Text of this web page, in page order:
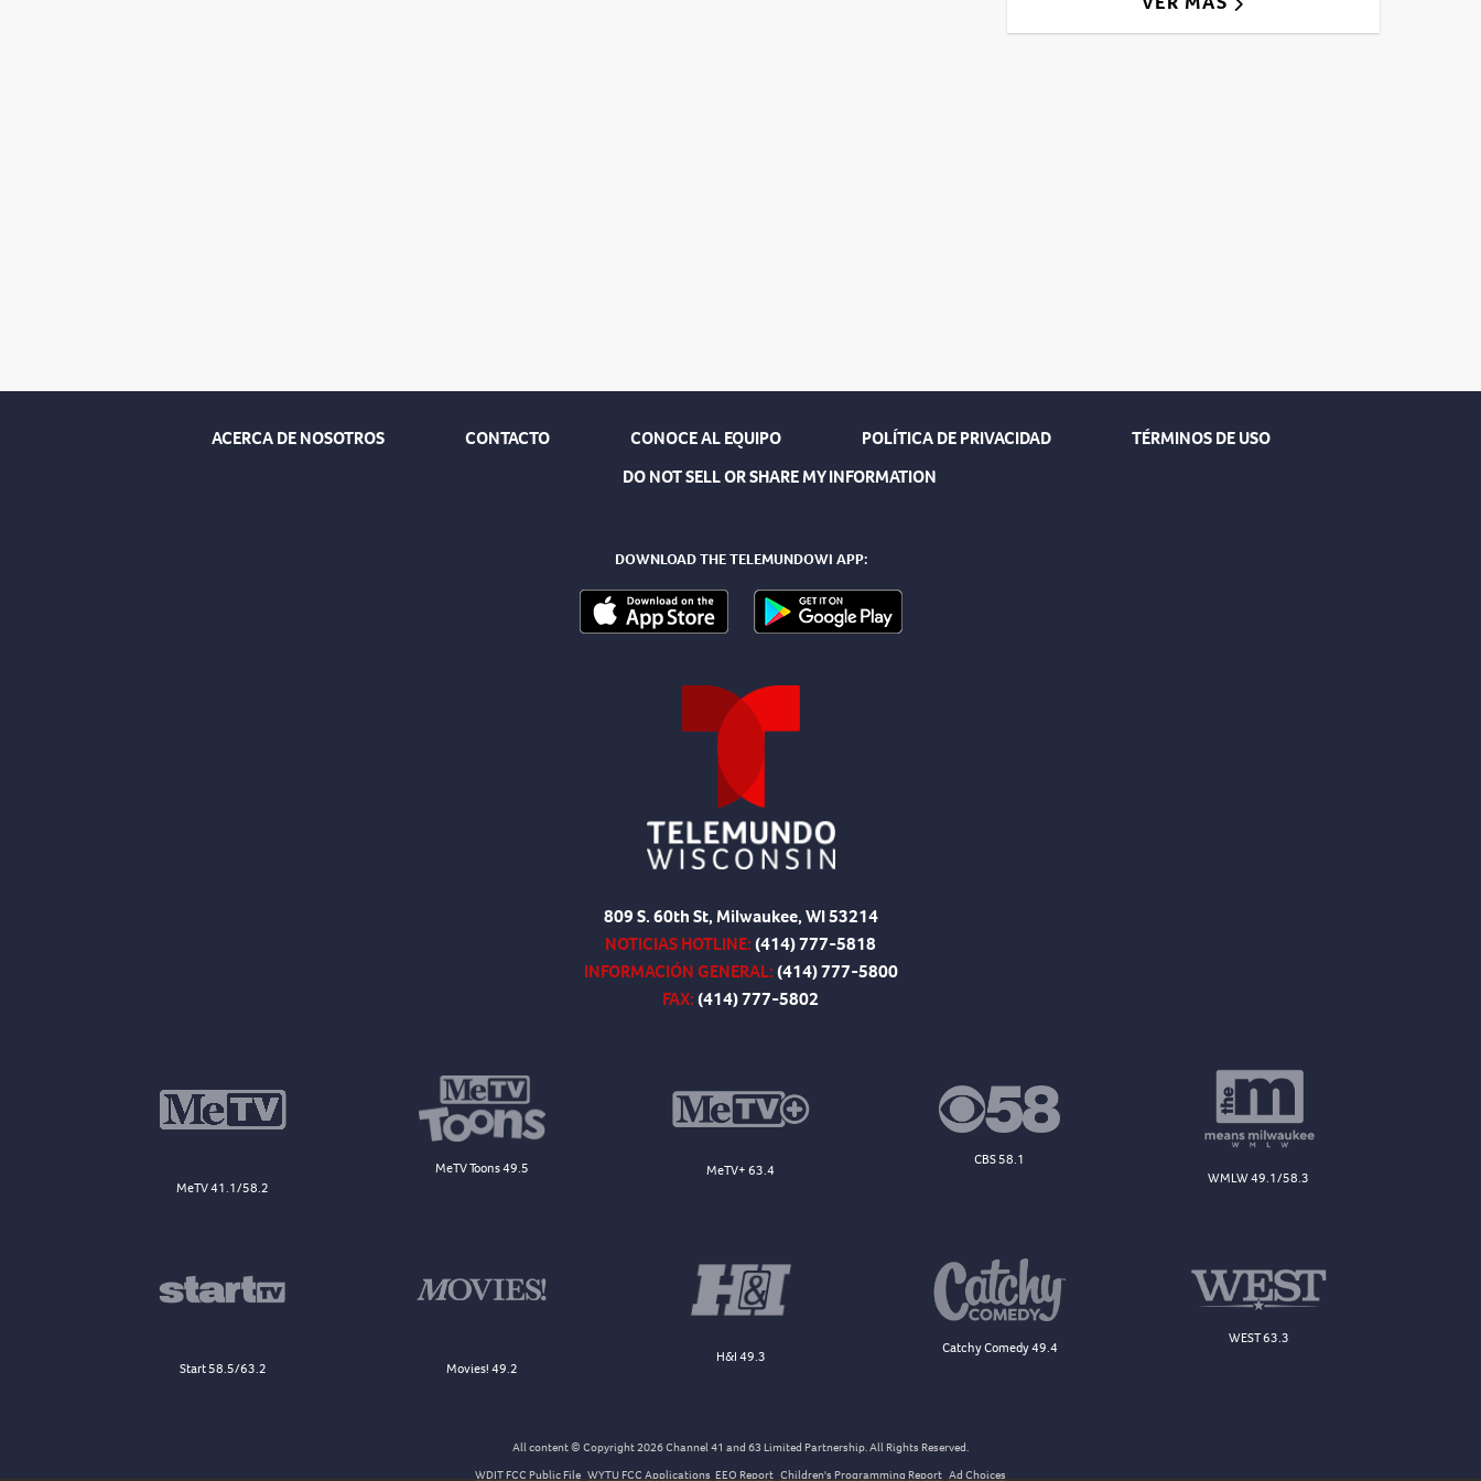
ACERCA DE NOSOTROS CONTACTO CONOCE AL EQUIPO POLÍTICA DE PRIVACIDAD
TÉRMINOS DE USO
DO NOT SELL OR SHARE MY INFORMATION
DOWNLOAD THE TELEMUNDOWI APP:
809 S. 60th St, Milwaukee, WI 53214
NOTICIAS HOTLINE:(414) 777-5818
INFORMACIÓN GENERAL:(414) 777-5800
FAX:(414) 777-5802
MeTV 41.1/58.2
MeTV Toons 49.5 MeTV+ 63.4
CBS 58.1
WMLW 49.1/58.3
Start 58.5/63.2 Movies! 49.2
H&I 49.3
Catchy Comedy 49.4
WEST 63.3
All content © Copyright 2026 Channel 41 and 63 Limited Partnership. All Rights Reserved.
WDJT FCC Public File WYTU FCC Applications EEO Report Children's Programming Report Ad Choices